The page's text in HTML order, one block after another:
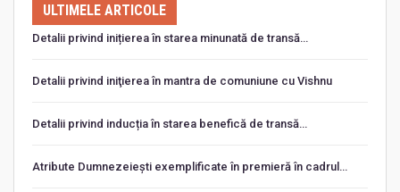
ULTIMELE ARTICOLE
Detalii privind inițierea în starea minunată de transă…
Detalii privind iniţierea în mantra de comuniune cu Vishnu
Detalii privind inducția în starea benefică de transă…
Atribute Dumnezeiești exemplificate în premieră în cadrul…